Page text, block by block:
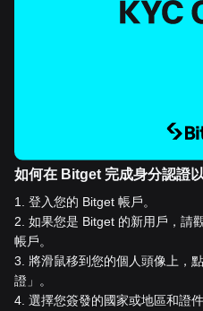
如何在 Bitget 完成身分認證
1
登入您的 Bitget 帳戶。
2 如果您是 Bitget 的新用戶，請
帳戶。
3 將滑鼠移到您的個人頭像上，
證」。
4 選擇您簽發的國家或地區和證